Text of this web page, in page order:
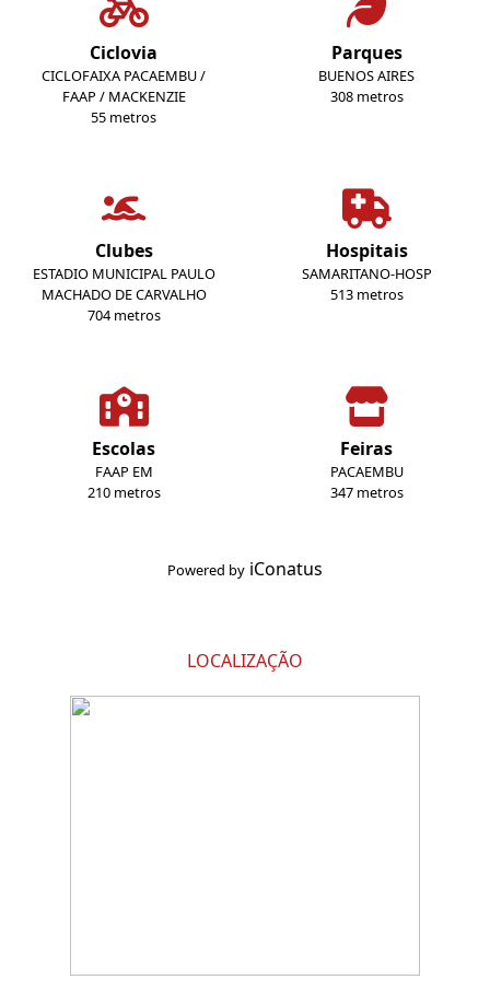
Ciclovia
CICLOFAIXA PACAEMBU /
FAAP / MACKENZIE
55 metros
Parques
BUENOS AIRES
308 metros
Clubes
ESTADIO MUNICIPAL PAULO
MACHADO DE CARVALHO
704 metros
Hospitais
SAMARITANO-HOSP
513 metros
Escolas
FAAP EM
210 metros
Feiras
PACAEMBU
347 metros
Powered by iConatus
LOCALIZAÇÃO